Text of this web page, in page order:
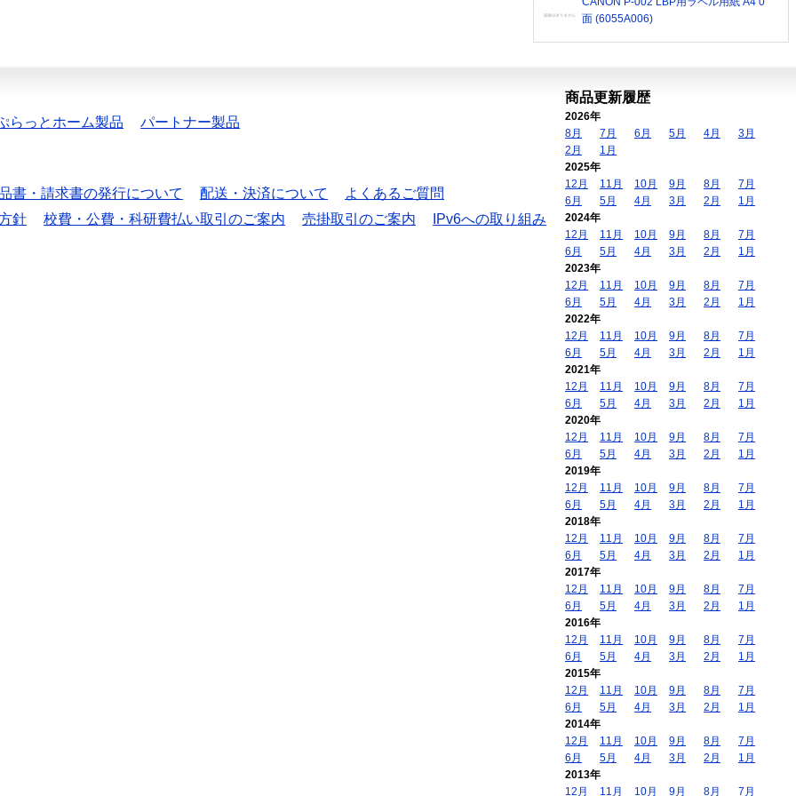
面 (6055A006)
らっとホーム製品 パートナー製品
書・請求書の発行について 配送・決済について
よくあるご質問
針
校費・公費・科研費払い取引のご案内 売掛取引のご案内 IPv6への取り組み
商品更新履歴
2026年
8月
7月 6月 5月 4月
3月
2月
1月
2025年
12月
11月 10月 9月 8月
7月
6月
5月 4月 3月 2月
1月
2024年
12月
11月 10月 9月 8月
7月
6月
5月 4月 3月 2月
1月
2023年
12月
11月 10月 9月 8月
7月
6月
5月 4月 3月 2月
1月
2022年
12月
11月 10月 9月 8月
7月
6月
5月 4月 3月 2月
1月
2021年
12月
11月 10月 9月 8月
7月
6月
5月 4月 3月 2月
1月
2020年
12月
11月 10月 9月 8月
7月
6月
5月 4月 3月 2月
1月
2019年
12月
11月 10月 9月 8月
7月
6月
5月 4月 3月 2月
1月
2018年
12月
11月 10月 9月 8月
7月
6月
5月 4月 3月 2月
1月
2017年
12月
11月 10月 9月 8月
7月
6月
5月 4月 3月 2月
1月
2016年
12月
11月 10月 9月 8月
7月
6月
5月 4月 3月 2月
1月
2015年
12月
11月 10月 9月 8月
7月
6月
5月 4月 3月 2月
1月
2014年
12月
11月 10月 9月 8月
7月
6月
5月 4月 3月 2月
1月
2013年
12月
11月 10月 9月 8月 7月